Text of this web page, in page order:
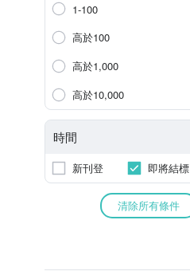
1-100
高於100
高於1,000
高於10,000
時間
新刊登 即將結標
清除所有條件